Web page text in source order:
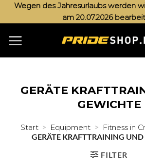
ZumWegen des Jahresurlaubs werden
am 20.07.2026
GERÄTE
GEWICHTE
Start > Equipment > Fitness in
GERÄTE KRAFTTRAINING
FILTER